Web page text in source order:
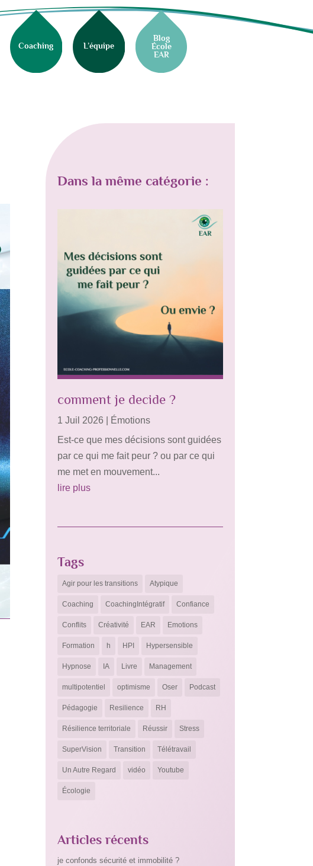
Coaching L’équipe
Blog
École
EAR
Dans la même catégorie :
comment je decide ?
1 Juil 2026
Émotions
Est-ce que mes décisions sont guidées
par ce qui me fait peur ? ou par ce qui
me met en mouvement...
lire plus
Tags
Agir pour les transitions Atypique
Coaching CoachingIntégratif Confiance
Conflits Créativité EAR Emotions
Formation h HPI Hypersensible
Hypnose IA Livre Management
multipotentiel optimisme Oser Podcast
Pédagogie Resilience RH
Résilience territoriale Réussir Stress
SuperVision Transition Télétravail
Un Autre Regard vidéo Youtube
Écologie
Articles récents
je confonds sécurité et immobilité ?